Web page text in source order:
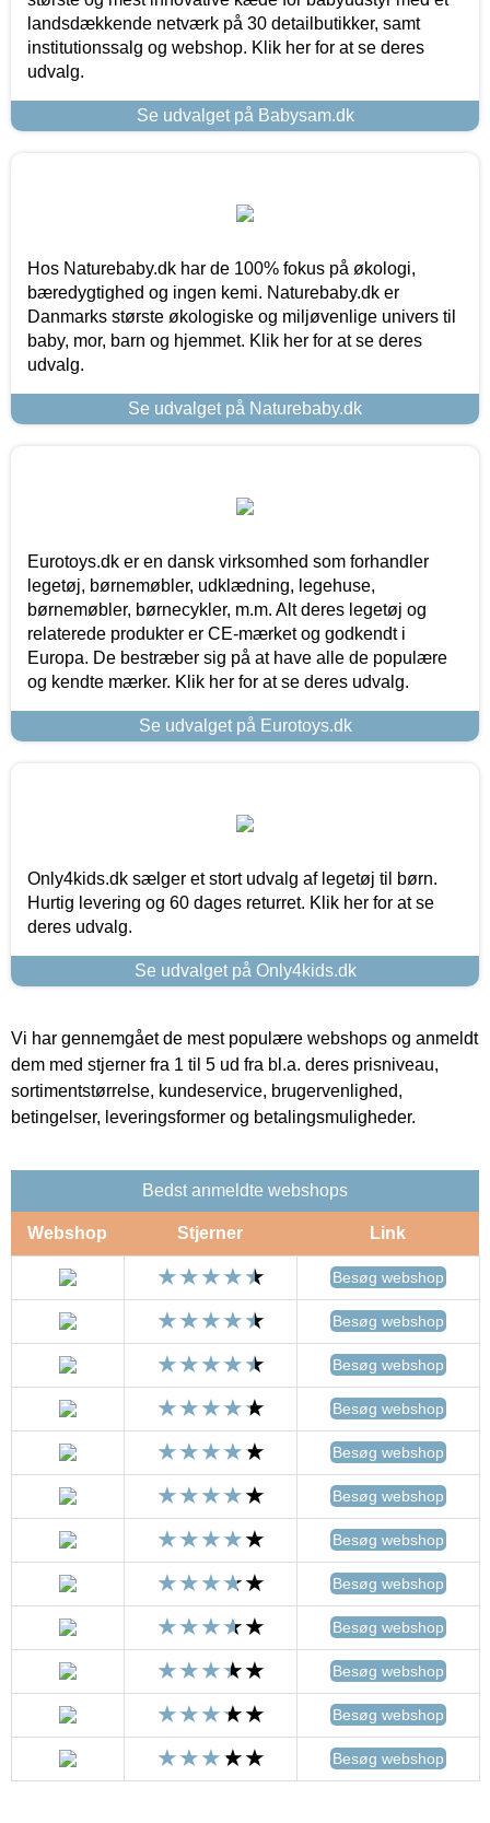
landsdækkende netværk på 30 detailbutikker, samt
institutionssalg og webshop. Klik her for at se deres
udvalg.
Se udvalget på Babysam.dk
Hos Naturebaby.dk har de 100% fokus på økologi,
bæredygtighed og ingen kemi. Naturebaby.dk er
Danmarks største økologiske og miljøvenlige univers til
baby, mor, barn og hjemmet. Klik her for at se deres
udvalg.
Se udvalget på Naturebaby.dk
Eurotoys.dk er en dansk virksomhed som forhandler
legetøj, børnemøbler, udklædning, legehuse,
børnemøbler, børnecykler, m.m. Alt deres legetøj og
relaterede produkter er CE-mærket og godkendt i
Europa. De bestræber sig på at have alle de populære
og kendte mærker. Klik her for at se deres udvalg.
Se udvalget på Eurotoys.dk
Only4kids.dk sælger et stort udvalg af legetøj til børn.
Hurtig levering og 60 dages returret. Klik her for at se
deres udvalg.
Se udvalget på Only4kids.dk
Vi har gennemgået de mest populære webshops og anmeldt
dem med stjerner fra 1 til 5 ud fra bl.a. deres prisniveau,
sortimentstørrelse, kundeservice, brugervenlighed,
betingelser, leveringsformer og betalingsmuligheder.
Bedst anmeldte webshops
Webshop Stjerner Link
Besøg webshop
Besøg webshop
Besøg webshop
Besøg webshop
Besøg webshop
Besøg webshop
Besøg webshop
Besøg webshop
Besøg webshop
Besøg webshop
Besøg webshop
Besøg webshop